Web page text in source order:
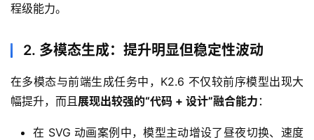
程级能力。
2. 多模态生成：提升明显但稳定性波动
在多模态与前端生成任务中，K2.6 不仅较前序模型出现大
幅提升，而且 展现出较强的“代码 + 设计”融合能力 ：
在 SVG 动画案例中，模型主动增设了昼夜切换、速度